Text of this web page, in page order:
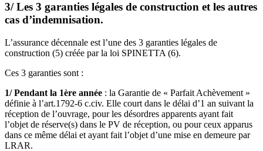
3/ Les 3 garanties légales de construction et les autres
cas d’indemnisation.
L’assurance décennale est l’une des 3 garanties légales de
construction (5) créée par la loi SPINETTA (6).
Ces 3 garanties sont :
1/ Pendant la 1ère année : la Garantie de « Parfait Achèvement »
définie à l’art.1792-6 c.civ. Elle court dans le délai d’1 an suivant la
réception de l’ouvrage, pour les désordres apparents ayant fait
l’objet de réserve(s) dans le PV de réception, ou pour ceux apparus
dans ce même délai et ayant fait l’objet d’une mise en demeure par
LRAR.